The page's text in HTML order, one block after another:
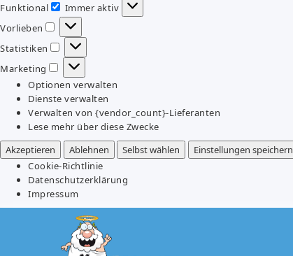
Funktional
Funktional
Immer aktiv
Vorlieben
Vorlieben
Statistiken
Statistiken
Marketing
Marketing
Optionen verwalten
Dienste verwalten
Verwalten von {vendor_count}-Lieferanten
Lese mehr über diese Zwecke
Akzeptieren
Ablehnen Selbst wählen Einstellungen speichern
Cookie-Richtlinie
Datenschutzerklärung
Impressum